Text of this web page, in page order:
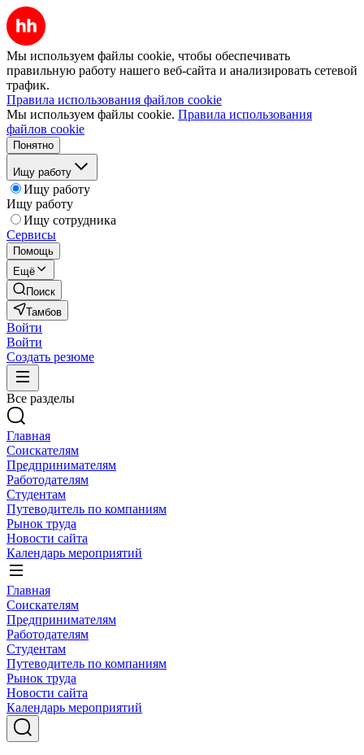
Мы используем файлы cookie, чтобы обеспечивать
правильную работу нашего веб-сайта и анализировать сетевой
трафик.
Правила использования файлов cookie
Мы используем файлы cookie. Правила использования
файлов cookie
Понятно
Ищу работу
Ищу работу
Ищу работу
Ищу сотрудника
Сервисы
Помощь
Ещё
Поиск
Тамбов
Войти
Войти
Создать резюме
Все разделы
Главная
Соискателям
Предпринимателям
Работодателям
Студентам
Путеводитель по компаниям
Рынок труда
Новости сайта
Календарь мероприятий
Главная
Соискателям
Предпринимателям
Работодателям
Студентам
Путеводитель по компаниям
Рынок труда
Новости сайта
Календарь мероприятий